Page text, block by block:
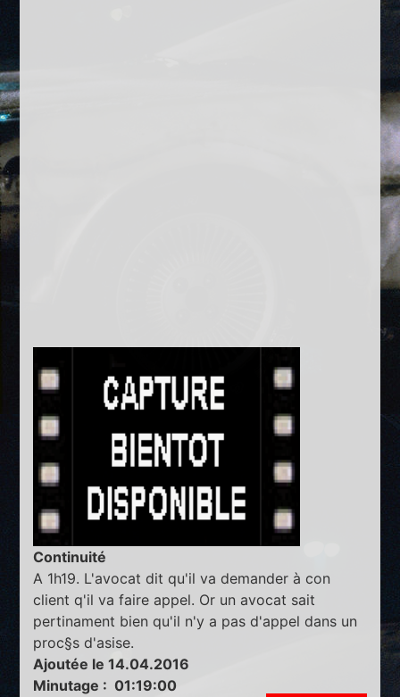
Continuité
A 1h19. L'avocat dit qu'il va demander à con
client q'il va faire appel. Or un avocat sait
pertinament bien qu'il n'y a pas d'appel dans un
proc§s d'asise.
Ajoutée le 14.04.2016
Minutage : 01:19:00